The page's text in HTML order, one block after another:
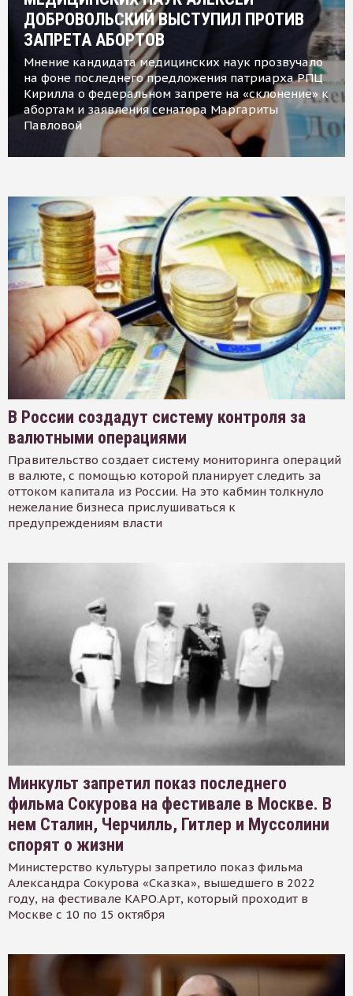
ДОБРОВОЛЬСКИЙ ВЫСТУПИЛ ПРОТИВ
ЗАПРЕТА АБОРТОВ
Мнение кандидата медицинских наук прозвучало
на фоне последнего предложения патриарха РПЦ
Кирилла о федеральном запрете на «склонение» к
абортам и заявления сенатора Маргариты
Павловой
В России создадут систему контроля за
валютными операциями
Правительство создает систему мониторинга операций
в валюте, с помощью которой планирует следить за
оттоком капитала из России. На это кабмин толкнуло
нежелание бизнеса прислушиваться к
предупреждениям власти
Минкульт запретил показ последнего
фильма Сокурова на фестивале в Москве. В
нем Сталин, Черчилль, Гитлер и Муссолини
спорят о жизни
Министерство культуры запретило показ фильма
Александра Сокурова «Сказка», вышедшего в 2022
году, на фестивале КАРО.Арт, который проходит в
Москве с 10 по 15 октября